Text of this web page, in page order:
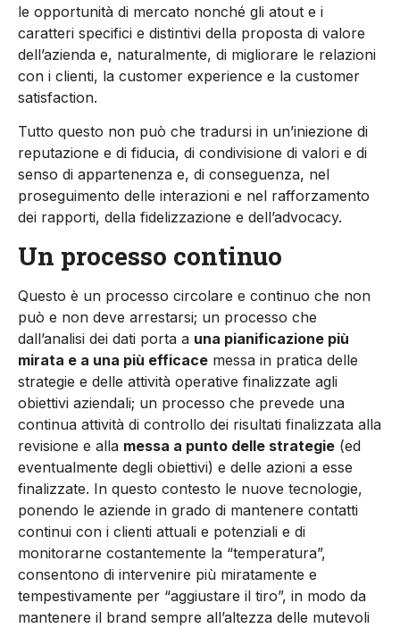
le opportunità di mercato nonché gli atout e i
caratteri specifici e distintivi della proposta di valore
dell’azienda e, naturalmente, di migliorare le relazioni
con i clienti, la customer experience e la customer
satisfaction.
Tutto questo non può che tradursi in un’iniezione di
reputazione e di fiducia, di condivisione di valori e di
senso di appartenenza e, di conseguenza, nel
proseguimento delle interazioni e nel rafforzamento
dei rapporti, della fidelizzazione e dell’advocacy.
Un processo continuo
Questo è un processo circolare e continuo che non
può e non deve arrestarsi; un processo che
dall’analisi dei dati porta a una pianificazione più
mirata e a una più efficace messa in pratica delle
strategie e delle attività operative finalizzate agli
obiettivi aziendali; un processo che prevede una
continua attività di controllo dei risultati finalizzata alla
revisione e alla messa a punto delle strategie (ed
eventualmente degli obiettivi) e delle azioni a esse
finalizzate. In questo contesto le nuove tecnologie,
ponendo le aziende in grado di mantenere contatti
continui con i clienti attuali e potenziali e di
monitorarne costantemente la “temperatura”,
consentono di intervenire più miratamente e
tempestivamente per “aggiustare il tiro”, in modo da
mantenere il brand sempre all’altezza delle mutevoli